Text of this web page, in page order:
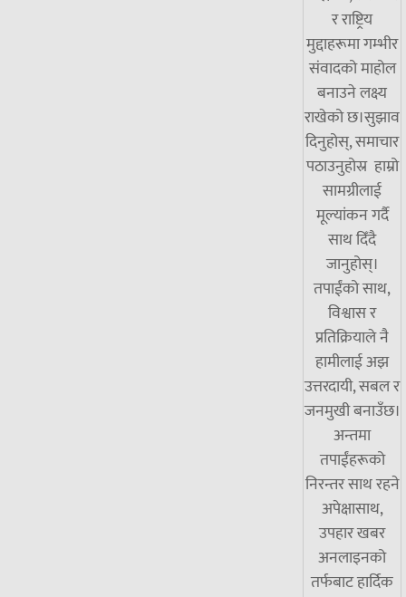
र राष्ट्रिय
मुद्दाहरूमा गम्भीर
संवादको माहोल
बनाउने लक्ष्य
राखेको छ।सुझाव
दिनुहोस्, समाचार
पठाउनुहोस्र हाम्रो
सामग्रीलाई
मूल्यांकन गर्दै
साथ दिँदै
जानुहोस्।
तपाईंको साथ,
विश्वास र
प्रतिक्रियाले नै
हामीलाई अझ
उत्तरदायी, सबल र
जनमुखी बनाउँछ।
अन्तमा
तपाईंहरूको
निरन्तर साथ रहने
अपेक्षासाथ,
उपहार खबर
अनलाइनको
तर्फबाट हार्दिक